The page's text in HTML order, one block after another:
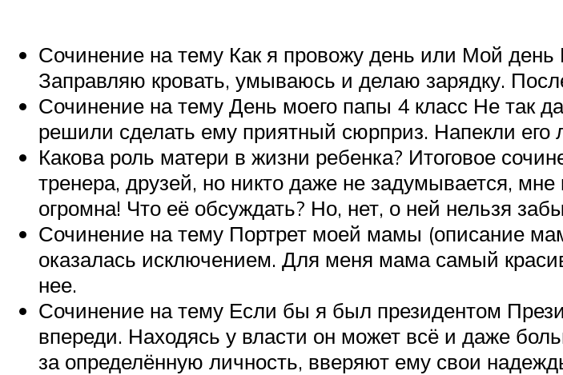
Сочинение на тему Как я провожу день или Мой
Заправляю кровать, умываюсь и делаю зарядку.
Сочинение на тему День моего папы 4 класс Не так
решили сделать ему приятный сюрприз. Напекли
Какова роль матери в жизни ребенка? Итоговое
тренера, друзей, но никто даже не задумывается,
огромна! Что её обсуждать? Но, нет, о ней нельзя
Сочинение на тему Портрет моей мамы (описание
оказалась исключением. Для меня мама самый
нее.
Сочинение на тему Если бы я был президентом
впереди. Находясь у власти он может всё и даже
за определённую личность, вверяют ему свои